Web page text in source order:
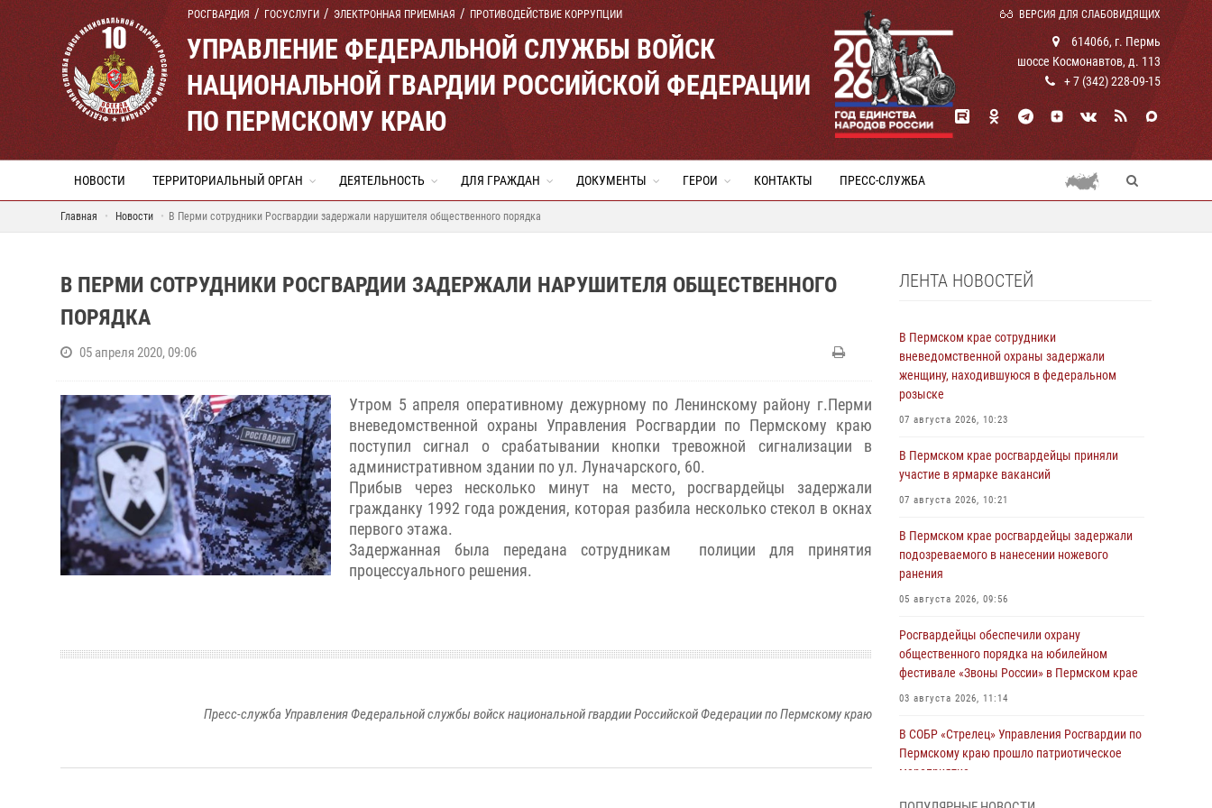
РОСГВАРДИЯ ГОСУСЛУГИ ЭЛЕКТРОННАЯ ПРИЕМНАЯ ПРОТИВОДЕЙСТВИЕ КОРРУПЦИИ ВЕРСИЯ ДЛЯ СЛАБОВИДЯЩИХ
УПРАВЛЕНИЕ ФЕДЕРАЛЬНОЙ СЛУЖБЫ ВОЙСК
НАЦИОНАЛЬНОЙ ГВАРДИИ РОССИЙСКОЙ ФЕДЕРАЦИИ
ПО ПЕРМСКОМУ КРАЮ
614066, г. Пермь
шоссе Космонавтов, д. 113
+ 7 (342) 228-09-15
НОВОСТИ ТЕРРИТОРИАЛЬНЫЙ ОРГАН ДЕЯТЕЛЬНОСТЬ ДЛЯ ГРАЖДАН ДОКУМЕНТЫ ГЕРОИ КОНТАКТЫ ПРЕСС-СЛУЖБА
Главная Новости В Перми сотрудники Росгвардии задержали нарушителя общественного порядка
В ПЕРМИ СОТРУДНИКИ РОСГВАРДИИ ЗАДЕРЖАЛИ НАРУШИТЕЛЯ ОБЩЕСТВЕННОГО
ПОРЯДКА
05 апреля 2020, 09:06
Утром 5 апреля оперативному дежурному по Ленинскому району г.Перми
вневедомственной охраны Управления Росгвардии по Пермскому краю
поступил сигнал о срабатывании кнопки тревожной сигнализации в
административном здании по ул. Луначарского, 60.
Прибыв через несколько минут на место, росгвардейцы задержали
гражданку 1992 года рождения, которая разбила несколько стекол в окнах
первого этажа.
Задержанная была передана сотрудникам полиции для принятия
процессуального решения.
Пресс-служба Управления Федеральной службы войск национальной гвардии Российской Федерации по Пермскому краю
ЛЕНТА НОВОСТЕЙ
В Пермском крае сотрудники
вневедомственной охраны задержали
женщину, находившуюся в федеральном
розыске
07 августа 2026, 10:23
В Пермском крае росгвардейцы приняли
участие в ярмарке вакансий
07 августа 2026, 10:21
В Пермском крае росгвардейцы задержали
подозреваемого в нанесении ножевого
ранения
05 августа 2026, 09:56
Росгвардейцы обеспечили охрану
общественного порядка на юбилейном
фестивале «Звоны России» в Пермском крае
03 августа 2026, 11:14
В СОБР «Стрелец» Управления Росгвардии по
Пермскому краю прошло патриотическое
мероприятие